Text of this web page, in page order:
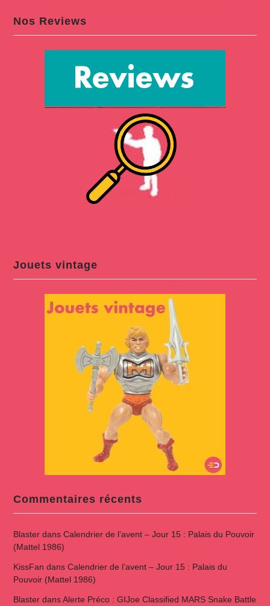
Nos Reviews
Jouets vintage
Commentaires récents
Blasterdans Calendrier de l’avent – Jour 15 : Palais du Pouvoir
(Mattel 1986)
KissFan dans Calendrier de l’avent – Jour 15 : Palais du
Pouvoir (Mattel 1986)
BlasterdansAlerte Préco : GIJoe Classified MARS Snake Battle